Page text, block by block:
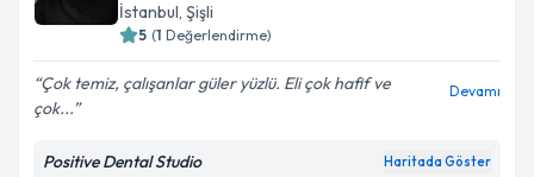
İstanbul, Şişli
5 (1 Değerlendirme)
Çok temiz, çalışanlar güler yüzlü. Eli çok hafif ve
çok...
Devamı
Positive Dental Studio Haritada Göster